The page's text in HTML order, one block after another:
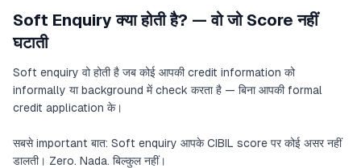
Soft Enquiry क्या होती है? — वो जो Score नहीं
घटाती
Soft enquiry वो होती है जब कोई आपकी credit information को
informally या background में check करता है — बिना आपकी formal
credit application के।
सबसे important बात: Soft enquiry आपके CIBIL score पर कोई असर नहीं
डालती। Zero. Nada. बिल्कुल नहीं।